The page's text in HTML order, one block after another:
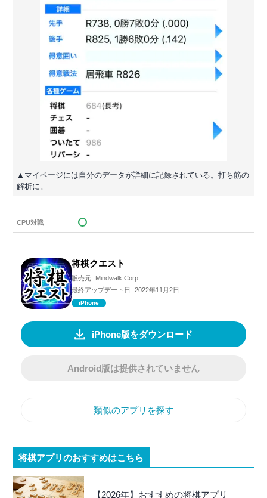
▲マイページには自分のデータが詳細に記録されている。打ち筋の
解析に。
CPU対戦
将棋クエスト
販売元: Mindwalk Corp.
最終アップデート日: 2022年11月2日
iPhone
iPhone版をダウンロード
Android版は提供されていません
類似のアプリを探す
将棋アプリのおすすめはこちら
【2026年】おすすめの将棋アプリ